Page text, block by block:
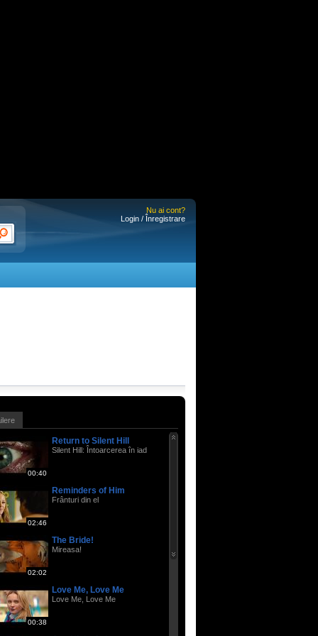
Nu ai cont?
Login / Înregistrare
00:40
Return to Silent Hill
Silent Hill: Întoarcerea în iad
02:46
Reminders of Him
Frânturi din el
02:02
The Bride!
Mireasa!
00:38
Love Me, Love Me
Love Me, Love Me